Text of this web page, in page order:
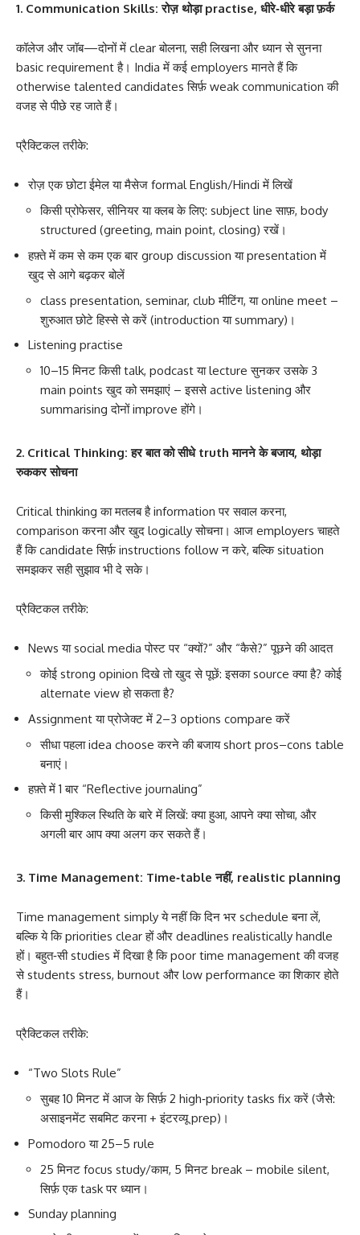
1. Communication Skills: रोज़ थोड़ा practise, धीरे‑धीरे बड़ा फ़र्क
कॉलेज और जॉब—दोनों में clear बोलना, सही लिखना और ध्यान से सुनना
basic requirement है। India में कई employers मानते हैं कि
otherwise talented candidates सिर्फ़ weak communication की
वजह से पीछे रह जाते हैं।
प्रैक्टिकल तरीके:
रोज़ एक छोटा ईमेल या मैसेज formal English/Hindi में लिखें
किसी प्रोफेसर, सीनियर या क्लब के लिए: subject line साफ़, body
structured (greeting, main point, closing) रखें।
हफ़्ते में कम से कम एक बार group discussion या presentation में
खुद से आगे बढ़कर बोलें
class presentation, seminar, club मीटिंग, या online meet –
शुरुआत छोटे हिस्से से करें (introduction या summary)।
Listening practise
10–15 मिनट किसी talk, podcast या lecture सुनकर उसके 3
main points खुद को समझाएं – इससे active listening और
summarising दोनों improve होंगे।
2. Critical Thinking: हर बात को सीधे truth मानने के बजाय, थोड़ा
रुककर सोचना
Critical thinking का मतलब है information पर सवाल करना,
comparison करना और खुद logically सोचना। आज employers चाहते
हैं कि candidate सिर्फ़ instructions follow न करे, बल्कि situation
समझकर सही सुझाव भी दे सके।
प्रैक्टिकल तरीके:
News या social media पोस्ट पर “क्यों?” और “कैसे?” पूछने की आदत
कोई strong opinion दिखे तो खुद से पूछें: इसका source क्या है? कोई
alternate view हो सकता है?
Assignment या प्रोजेक्ट में 2–3 options compare करें
सीधा पहला idea choose करने की बजाय short pros–cons table
बनाएं।
हफ़्ते में 1 बार “Reflective journaling”
किसी मुश्किल स्थिति के बारे में लिखें: क्या हुआ, आपने क्या सोचा, और
अगली बार आप क्या अलग कर सकते हैं।
3. Time Management: Time‑table नहीं, realistic planning
Time management simply ये नहीं कि दिन भर schedule बना लें,
बल्कि ये कि priorities clear हों और deadlines realistically handle
हों। बहुत‑सी studies में दिखा है कि poor time management की वजह
से students stress, burnout और low performance का शिकार होते
हैं।
प्रैक्टिकल तरीके:
“Two Slots Rule”
सुबह 10 मिनट में आज के सिर्फ़ 2 high‑priority tasks fix करें (जैसे:
असाइनमेंट सबमिट करना + इंटरव्यू prep)।
Pomodoro या 25–5 rule
25 मिनट focus study/काम, 5 मिनट break – mobile silent,
सिर्फ़ एक task पर ध्यान।
Sunday planning